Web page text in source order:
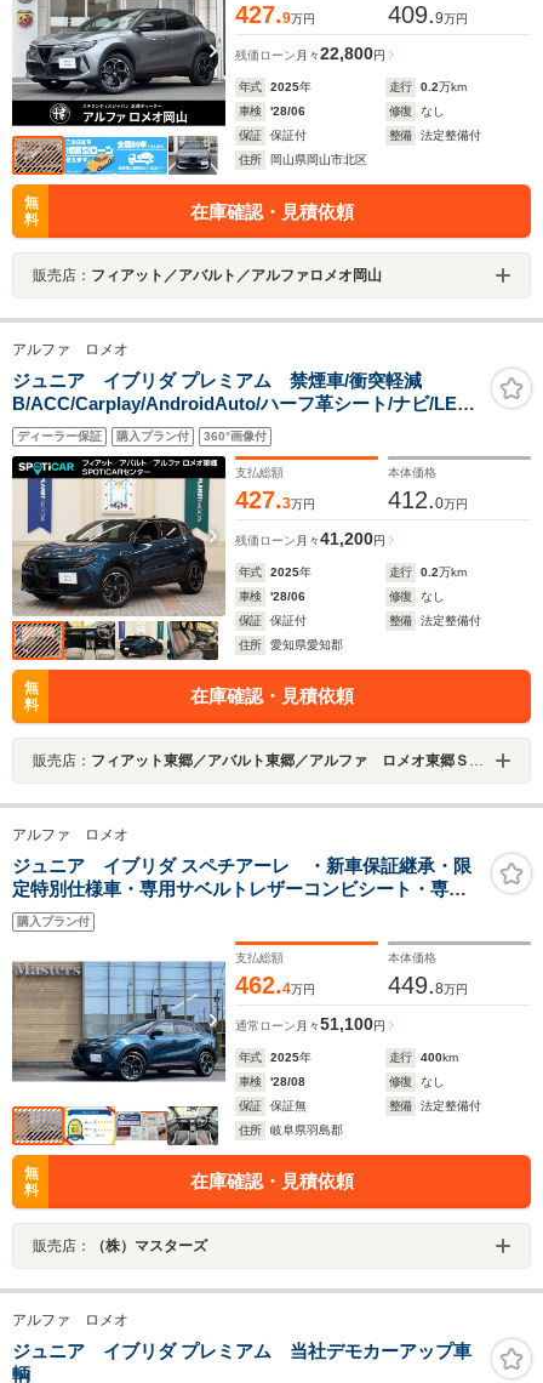
427.9万円 409.9万円
残価ローン 月々22,800円
年式 2025年 走行 0.2万km
車検
'28/06 修復
なし
保証
保証付 整備
法定整備付
住所
岡山県岡山市北区
無
料
在庫確認・見積依頼
販売店： フィアット／アバルト／アルファロメオ岡山
アルファ ロメオ
ジュニア イブリダ プレミアム 禁煙車/衝突軽減
B/ACC/Carplay/AndroidAuto/ハーフ革シート/ナビ/LED
ヘッドライト/スマートキー/アルミ/パワーシート/シート
ヒーター/パワーテールゲート/クリアランスソナ
ー/Bluetoothオーディオ/
ディーラー保証 購入プラン付 360°画像付
支払総額
427.3万円
本体価格
412.0万円
残価ローン 月々41,200円
年式 2025年 走行 0.2万km
車検
'28/06 修復
なし
保証
保証付 整備
法定整備付
住所
愛知県愛知郡
無
料
在庫確認・見積依頼
販売店： フィアット東郷／アバルト東郷／アルファ ロメオ東郷ＳＰＯＴｉＣＡＲセンター
アルファ ロメオ
ジュニア イブリダ スペチアーレ ・新車保証継承・限
定特別仕様車・専用サベルトレザーコンビシート・専用
アルカンターラ内装・プログレッソグリル・ガラスサン
ルーフ・パワーシート・パワーバックドア・前後ドラレ
コ・ETC2.0・レーダー探知機・禁煙
購入プラン付
支払総額
462.4万円
本体価格
449.8万円
通常ローン 月々51,100円
年式 2025年 走行 400km
車検
'28/08 修復
なし
保証
保証無 整備
法定整備付
住所
岐阜県羽島郡
無
料
在庫確認・見積依頼
販売店： （株）マスターズ
アルファ ロメオ
ジュニア イブリダ プレミアム 当社デモカーアップ車
輌